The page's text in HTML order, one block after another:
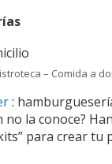
– Comida a
:
no la conoce?
para crear tu